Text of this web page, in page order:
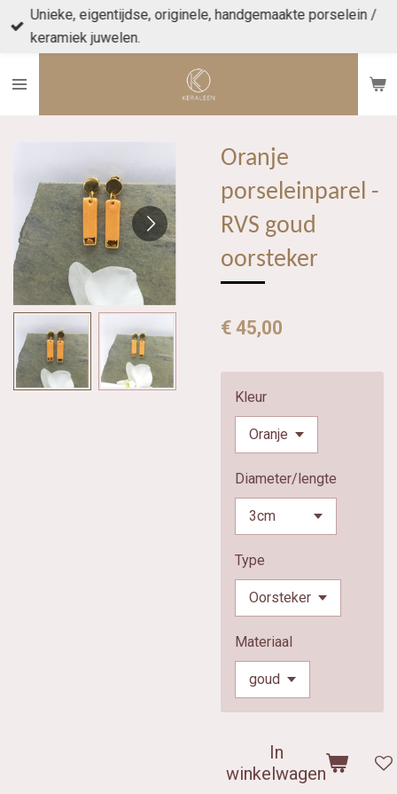
Ga
direct
de
Unieke, eigentijdse, originele, handgemaakte porselein /
keramiek juwelen.
Oranje
porseleinparel -
RVS goud
oorsteker
€ 45,00
Kleur
Diameter/lengte
Type
Materiaal
In
winkelwagen